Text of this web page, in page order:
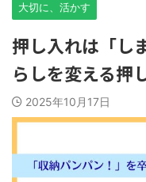
大切に、活かす
押し入れは「し
らしを変える押
2025年10月17日